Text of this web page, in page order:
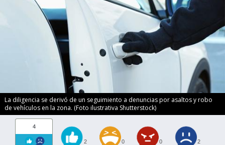
La diligencia se derivó de un seguimiento a denuncias por asaltos y robo
de vehículos en la zona. (Foto ilustrativa Shutterstock)
4
2 0 0 2